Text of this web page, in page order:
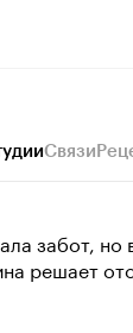
Связи
забот, но
решает